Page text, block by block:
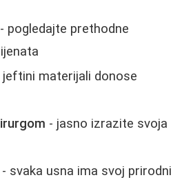
- pogledajte prethodne
jeftini materijali donose
- jasno izrazite svoja
- svaka usna ima svoj prirodni